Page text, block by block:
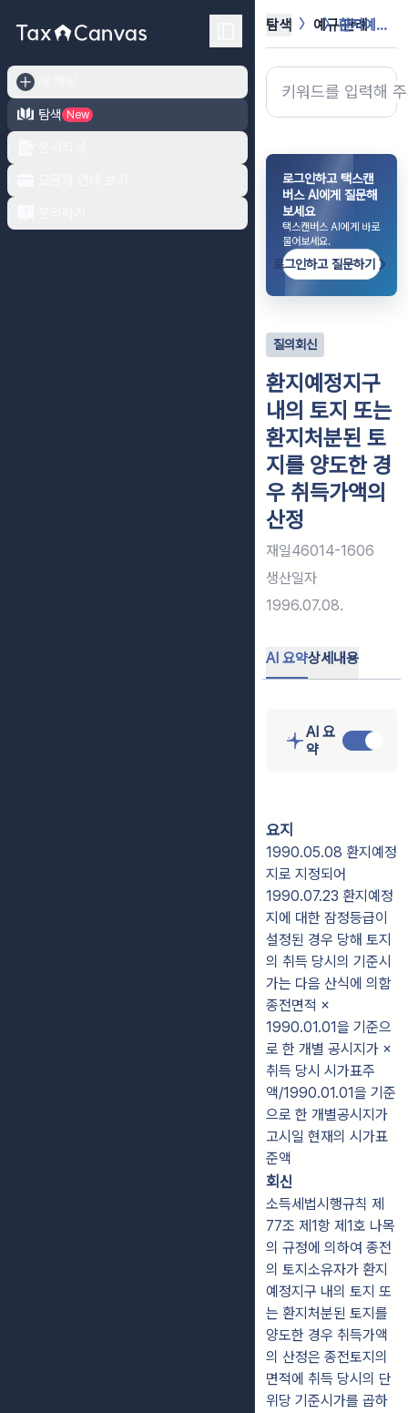
탐색
New
탐색 예규·판례 환지예정지구 내의 토지 또는 환지처분...
로그인하고 택스캔
버스 AI에게 질문해
보세요
택스캔버스 AI에게 바로
물어보세요.
로그인하고 질문하기
질의회신
환지예정지구
내의 토지 또는
환지처분된 토
지를 양도한 경
우 취득가액의
산정
재일46014-1606
생산일자
1996.07.08.
AI 요약상세내용
AI 요
약
요지
1990.05.08 환지예정
지로 지정되어
1990.07.23 환지예정
지에 대한 잠정등급이
설정된 경우 당해 토지
의 취득 당시의 기준시
가는 다음 산식에 의함
종전면적 ×
1990.01.01을 기준으
로 한 개별 공시지가 ×
취득 당시 시가표주
액/1990.01.01을 기준
으로 한 개별공시지가
고시일 현재의 시가표
준액
회신
소득세법시행규칙 제
77조 제1항 제1호 나목
의 규정에 의하여 종전
의 토지소유자가 환지
예정지구 내의 토지 또
는 환지처분된 토지를
양도한 경우 취득가액
의 산정은 종전토지의
면적에 취득 당시의 단
위당 기준시가를 곱하